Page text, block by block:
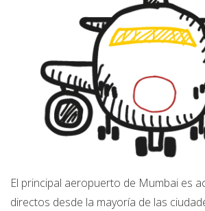
El principal aeropuerto de Mumbai es
directos desde la mayoría de las